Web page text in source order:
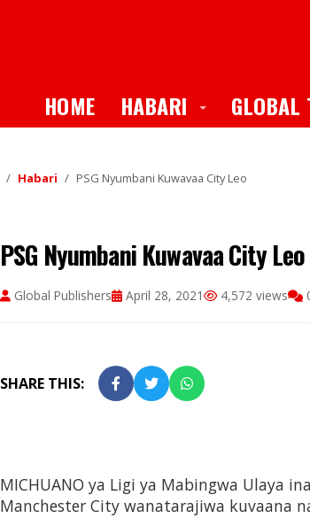
HOME HABARI ToggleGLOBAL
Habari PSG Nyumbani Kuwavaa City Leo
PSG Nyumbani Kuwavaa City Leo
Global Publishers April 28, 2021 4,572 views
SHARE THIS:
MICHUANO ya Ligi ya Mabingwa Ulaya
Manchester City wanatarajiwa kuvaana